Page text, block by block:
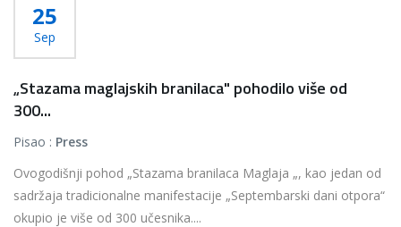
25
Sep
„Stazama maglajskih branilaca" pohodilo više od
300...
Pisao : Press
Ovogodišnji pohod „Stazama branilaca Maglaja „, kao jedan od
sadržaja tradicionalne manifestacije „Septembarski dani otpora“
okupio je više od 300 učesnika....